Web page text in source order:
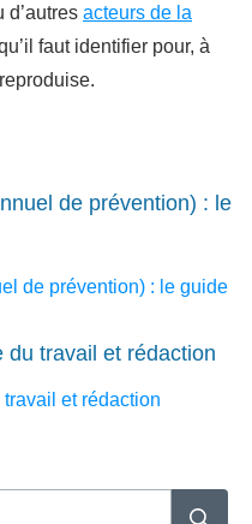
d’autres acteurs de la
faut identifier pour, à
de prévention) : le
de prévention) : le guide
du travail et rédaction
et rédaction